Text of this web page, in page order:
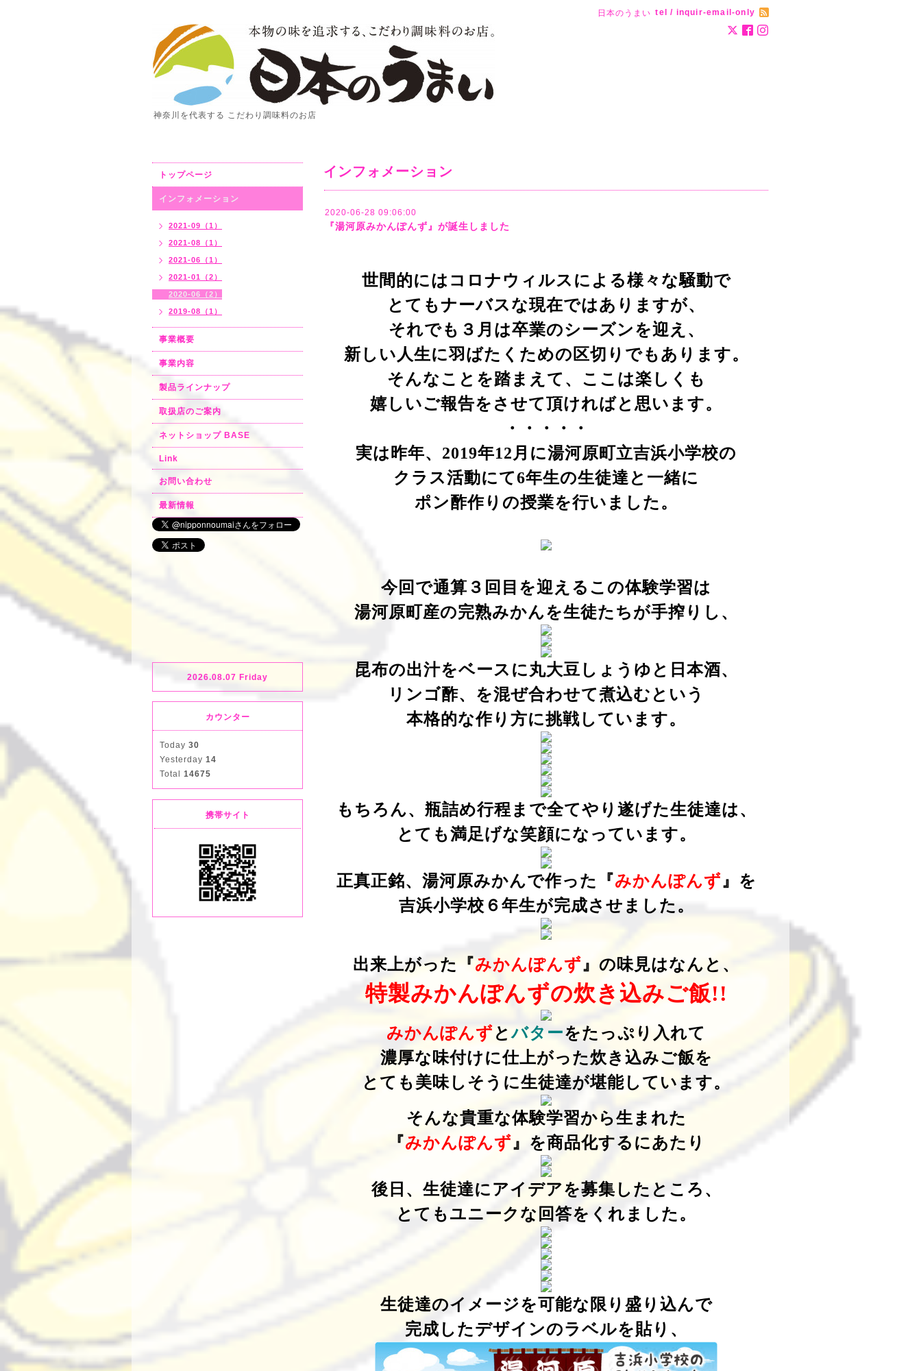
日本のうまい tel / inquir-email-only
神奈川を代表する こだわり調味料のお店
インフォメーション
2020-06-28 09:06:00
『湯河原みかんぽんず』が誕生しました
世間的にはコロナウィルスによる様々な騒動で
とてもナーバスな現在ではありますが、
それでも３月は卒業のシーズンを迎え、
新しい人生に羽ばたくための区切りでもあります。
そんなことを踏まえて、ここは楽しくも
嬉しいご報告をさせて頂ければと思います。
・・・・・
実は昨年、2019年12月に湯河原町立吉浜小学校の
クラス活動にて6年生の生徒達と一緒に
ポン酢作りの授業を行いました。
今回で通算３回目を迎えるこの体験学習は
湯河原町産の完熟みかんを生徒たちが手搾りし、
昆布の出汁をベースに丸大豆しょうゆと日本酒、
リンゴ酢、を混ぜ合わせて煮込むという
本格的な作り方に挑戦しています。
もちろん、 瓶詰め行程まで全てやり遂げた生徒達は、
とても満足げな笑顔になっています。
正真正銘、湯河原みかんで作った『みかんぽんず』を
吉浜小学校６年生が完成させました。
出来上がった『みかんぽんず』の味見はなんと、
特製みかんぽんずの炊き込みご飯!!
みかんぽんず とバターをたっぷり入れて
濃厚な味付けに仕上がった炊き込みご飯を
とても美味しそうに生徒達が堪能しています。
そんな貴重な体験学習から生まれた
『みかんぽんず』を商品化するにあたり
後日、生徒達にアイデアを募集したところ、
とてもユニークな回答をくれました。
生徒達のイメージを可能な限り盛り込んで
完成したデザインのラベルを貼り、
トップページ
インフォメーション
2021-09（1）
2021-08（1）
2021-06（1）
2021-01（2）
2020-06（2）
2019-08（1）
事業概要
事業内容
製品ラインナップ
取扱店のご案内
ネットショップ BASE
Link
お問い合わせ
最新情報
2026.08.07 Friday
カウンター
Today 30
Yesterday 14
Total 14675
携帯サイト